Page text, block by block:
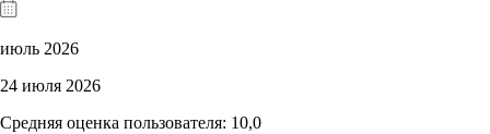
июль 2026
24 июля 2026
Средняя оценка пользователя: 10,0